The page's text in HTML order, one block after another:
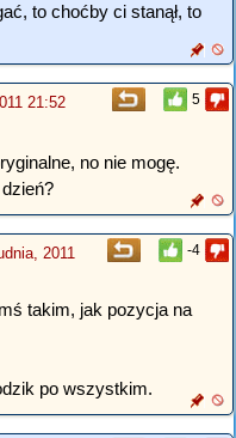
to choćby ci stanął, to
5
21:52
no nie mogę.
-4
2011
takim, jak pozycja na
po wszystkim.